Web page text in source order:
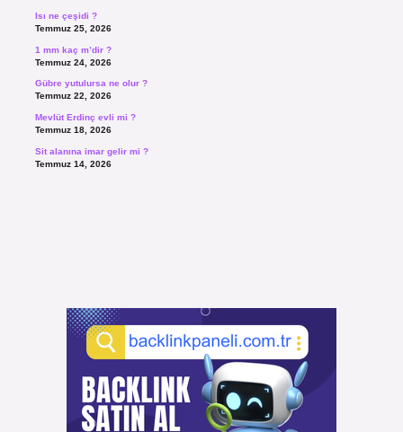
Isı ne çeşidi ?
Temmuz 25, 2026
1 mm kaç m’dir ?
Temmuz 24, 2026
Gübre yutulursa ne olur ?
Temmuz 22, 2026
Mevlüt Erdinç evli mi ?
Temmuz 18, 2026
Sit alanına imar gelir mi ?
Temmuz 14, 2026